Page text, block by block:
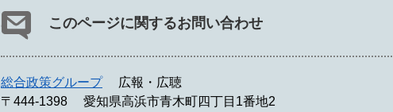
このページに関するお問い合わせ
総合政策グループ
広報・広聴
〒444-1398
愛知県高浜市青木町四丁目1番地2